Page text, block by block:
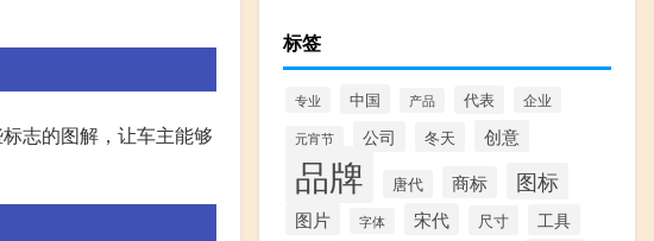
志的图解，让车主能够
标签
专业 中国 产品 代表 企业
元宵节 公司 冬天 创意
品牌 唐代 商标 图标
图片 字体 宋代 尺寸 工具